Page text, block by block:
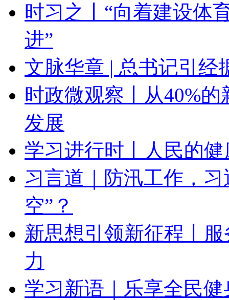
时习之丨“向着建设体
进”
文脉华章 | 总书记引经
时政微观察丨从40%
发展
学习进行时丨人民的
习言道｜防汛工作，
空”？
新思想引领新征程丨
力
学习新语｜乐享全民